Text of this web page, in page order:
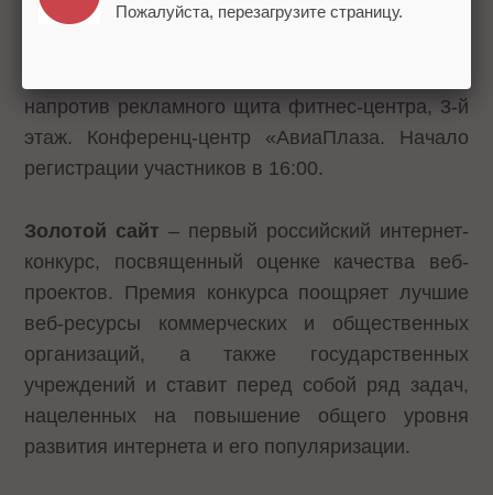
напротив рекламного щита фитнес-центра, 3-й
этаж. Конференц-центр «АвиаПлаза. Начало
регистрации участников в 16:00.
Золотой сайт – первый российский интернет-
конкурс, посвященный оценке качества веб-
проектов. Премия конкурса поощряет лучшие
веб-ресурсы коммерческих и общественных
организаций, а также государственных
учреждений и ставит перед собой ряд задач,
нацеленных на повышение общего уровня
развития интернета и его популяризации.
Пожалуйста, перезагрузите страницу.